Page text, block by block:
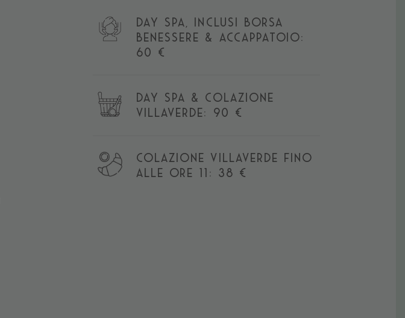
DAY SPA, INCLUSI BORSA
BENESSERE & ACCAPPATOIO:
60 €
DAY SPA & COLAZIONE
VILLAVERDE: 90 €
COLAZIONE VILLAVERDE FINO
ALLE ORE 11: 38 €